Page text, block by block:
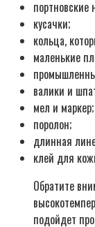
кусачки;
кольца,
маленькие
валики и
мел и маркер;
поролон;
длинная
клей для
Обратите
подойдет